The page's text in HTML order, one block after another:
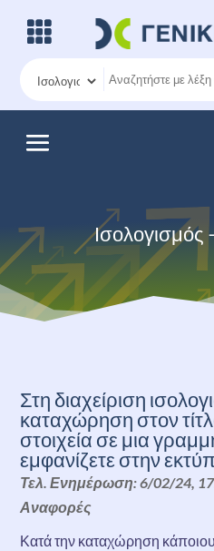
Αναζήτηση
Στη διαχείριση
καταχώρηση στον
στοιχεία σε μια
εμφανίζετε στην
Τελ. Ενημέρωση: 6/02/24,
Αναφορές
Κατά την καταχώρηση κάποιου